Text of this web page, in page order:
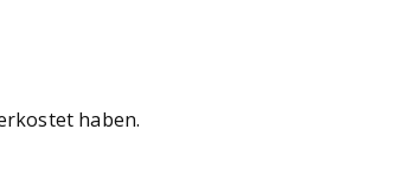
haben.